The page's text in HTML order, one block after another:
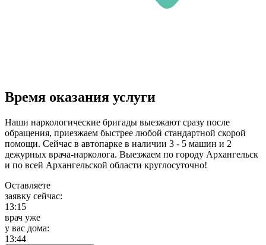
Время оказания услуги
Наши наркологические бригады выезжают сразу после
обращения, приезжаем быстрее любой стандартной скорой
помощи. Сейчас в автопарке в наличии 3 - 5 машин и 2
дежурных врача-нарколога. Выезжаем по городу Архангельск
и по всей Архангельской области круглосуточно!
Оставляете
заявку сейчас:
13:15
врач уже
у вас дома:
13:44